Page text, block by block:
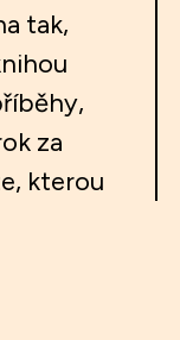
tak,
za
kterou